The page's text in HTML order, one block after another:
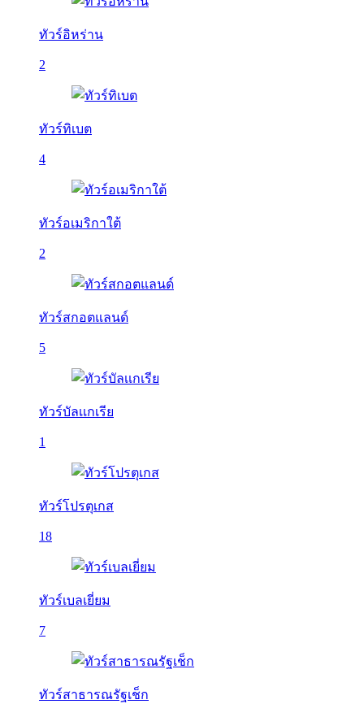
ทัวร์อิหร่าน
2
ทัวร์ทิเบต
4
ทัวร์อเมริกาใต้
2
ทัวร์สกอตแลนด์
5
ทัวร์บัลเเกเรีย
1
ทัวร์โปรตุเกส
18
ทัวร์เบลเยี่ยม
7
ทัวร์สาธารณรัฐเช็ก